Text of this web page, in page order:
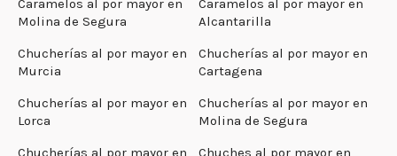
Molina de Segura
Alcantarilla
Chucherías al por mayor en
Murcia
Chucherías al por mayor en
Cartagena
Chucherías al por mayor en
Lorca
Chucherías al por mayor en
Molina de Segura
Chucherías al por mayor en
Chuches al por mayor en